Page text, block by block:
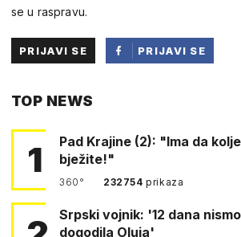
se u raspravu.
PRIJAVI SE
PRIJAVI SE
TOP NEWS
1
Pad Krajine (2): "Ima da
bježite!"
360° 232754prikaza
Srpski vojnik: '12 dana
dogodila Oluja'